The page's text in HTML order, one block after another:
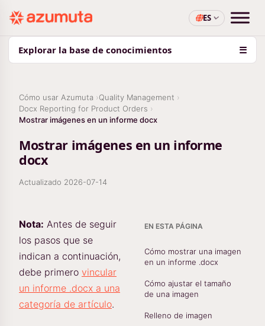
ES
Explorar la base de conocimientos ☰
Cómo usar Azumuta
Quality Management
Docx Reporting for Product Orders
Mostrar imágenes en un informe docx
Mostrar imágenes en un informe
docx
Actualizado 2026-07-14
Nota: Antes de seguir
los pasos que se
indican a continuación,
debe primero vincular
un informe .docx a una
categoría de artículo.
EN ESTA PÁGINA
Cómo mostrar una imagen
en un informe .docx
Cómo ajustar el tamaño
de una imagen
Relleno de imagen